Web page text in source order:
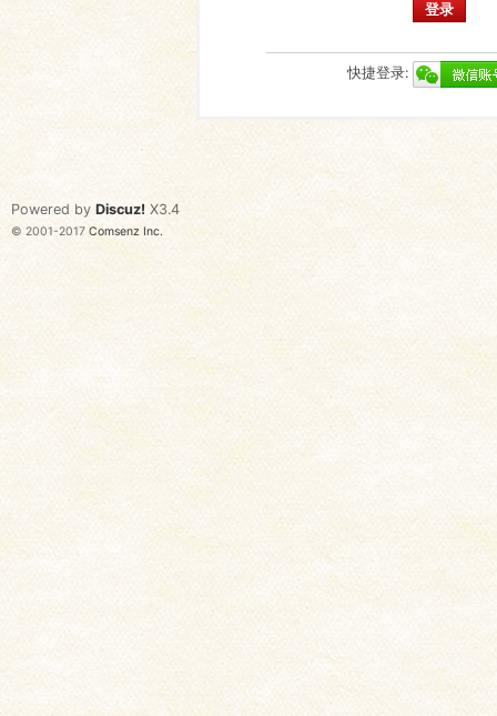
登录
快捷登录:
Powered by Discuz! X3.4
© 2001-2017 Comsenz Inc.